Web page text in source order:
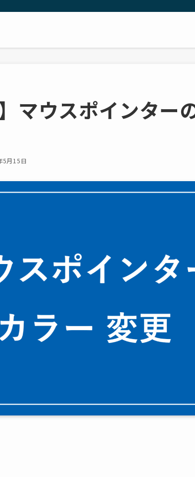
マウスポインター
5月15日